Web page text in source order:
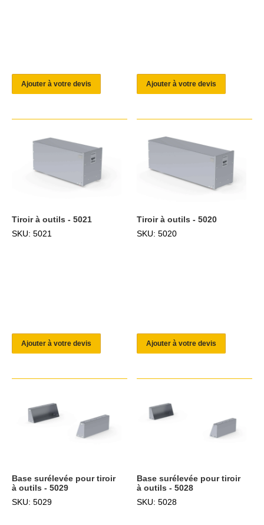
Ajouter à votre devis Ajouter à votre devis
Tiroir à outils - 5021
SKU: 5021
Ajouter à votre devis
Tiroir à outils - 5020
SKU: 5020
Ajouter à votre devis
Base surélevée pour tiroir
à outils - 5029
SKU: 5029
Base surélevée pour tiroir
à outils - 5028
SKU: 5028